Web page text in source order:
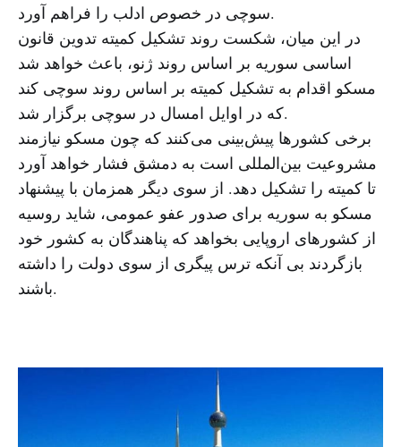
سوچی در خصوص ادلب را فراهم آورد.
در این میان، شکست روند تشکیل کمیته تدوین قانون
اساسی سوریه بر اساس روند ژنو، باعث خواهد شد
مسکو اقدام به تشکیل کمیته بر اساس روند سوچی کند
که در اوایل امسال در سوچی برگزار شد.
برخی کشورها پیش‌بینی می‌کنند که چون مسکو نیازمند
مشروعیت بین‌المللی است به دمشق فشار خواهد آورد
تا کمیته را تشکیل دهد. از سوی دیگر همزمان با پیشنهاد
مسکو به سوریه برای صدور عفو عمومی، شاید روسیه
از کشورهای اروپایی بخواهد که پناهندگان به کشور خود
بازگردند بی آنکه ترس پیگری از سوی دولت را داشته
باشند.